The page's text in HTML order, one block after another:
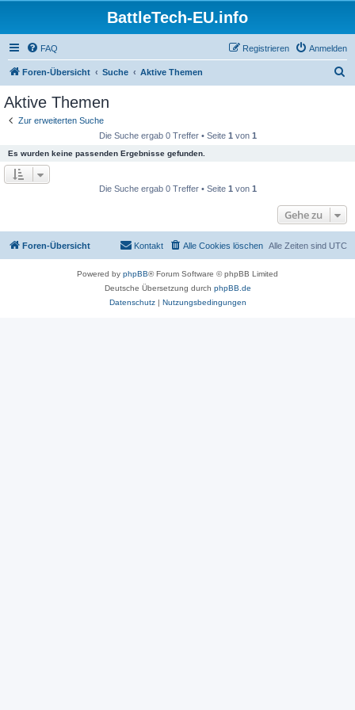
BattleTech-EU.info
FAQ Anmelden
Registrieren
Foren-Übersicht Suche Aktive Themen
Aktive Themen
Zur erweiterten Suche
Die Suche ergab 0 Treffer • Seite 1 von 1
Es wurden keine passenden Ergebnisse gefunden.
Die Suche ergab 0 Treffer • Seite 1 von 1
Gehe zu
Foren-Übersicht Alle Zeiten sind UTC
Alle Cookies löschen
Kontakt
Powered by phpBB® Forum Software © phpBB Limited
Deutsche Übersetzung durch phpBB.de
Datenschutz| Nutzungsbedingungen